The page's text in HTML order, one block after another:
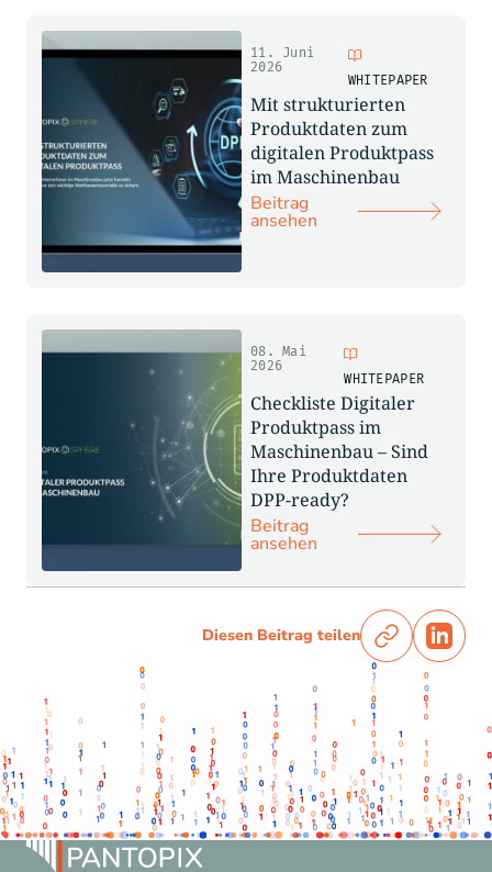
WHITEPAPER
11. Juni
2026
Mit strukturierten
Produktdaten zum
digitalen Produktpass
im Maschinenbau
Beitrag
ansehen
WHITEPAPER
08. Mai
2026
Checkliste Digitaler
Produktpass im
Maschinenbau – Sind
Ihre Produktdaten
DPP-ready?
Beitrag
ansehen
Diesen Beitrag teilen